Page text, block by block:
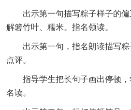
出示第一句描写粽子样子的
解箬竹叶、糯米。指名领读。
出示第一句，指名朗读描写
点评。
指导学生把长句子画出停顿
名读。